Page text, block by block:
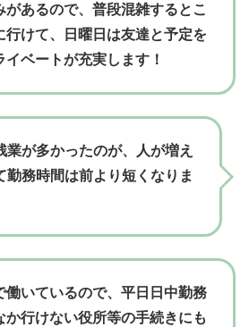
あるので、普段混雑するとこ
行けて、日曜日は友達と予定を
ベートが充実します！
業が多かったのが、人が増え
勤務時間は前より短くなりま
働いているので、平日日中勤務
か行けない役所等の手続きにも